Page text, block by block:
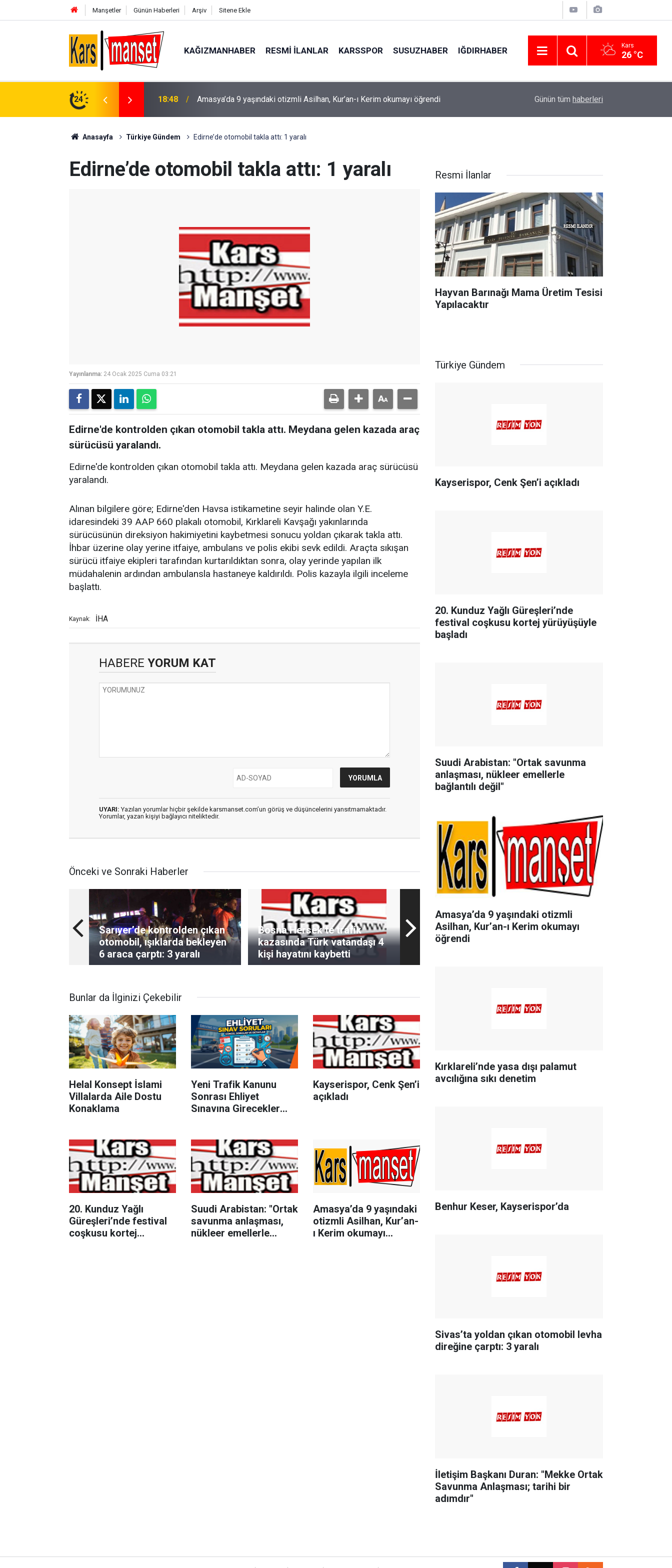
Manşetler Günün Haberleri Arşiv Sitene Ekle
KAĞIZMANHABER RESMI İLANLAR KARSSPOR SUSUZHABER IĞDIRHABER Kars
26 °C
24
Sınavına Girecekler Neye Dikkat Etmeli? 18:48 Amasya’da 9 yaşındaki otizmli Asilhan, Kur’an-ı Kerim okumayı öğrendi Kırklareli’nde yasa dışı palamut avcılığına sıkı
Günün tüm haberleri
Anasayfa Türkiye Gündem Edirne’de otomobil takla attı: 1 yaralı
Edirne’de otomobil takla attı: 1 yaralı
Yayınlanma: 24 Ocak 2025 Cuma 03:21
Edirne'de kontrolden çıkan otomobil takla attı. Meydana gelen kazada araç
sürücüsü yaralandı.
Edirne'de kontrolden çıkan otomobil takla attı. Meydana gelen kazada araç sürücüsü
yaralandı.
Alınan bilgilere göre; Edirne'den Havsa istikametine seyir halinde olan Y.E.
idaresindeki 39 AAP 660 plakalı otomobil, Kırklareli Kavşağı yakınlarında
sürücüsünün direksiyon hakimiyetini kaybetmesi sonucu yoldan çıkarak takla attı.
İhbar üzerine olay yerine itfaiye, ambulans ve polis ekibi sevk edildi. Araçta sıkışan
sürücü itfaiye ekipleri tarafından kurtarıldıktan sonra, olay yerinde yapılan ilk
müdahalenin ardından ambulansla hastaneye kaldırıldı. Polis kazayla ilgili inceleme
başlattı.
Kaynak: İHA
HABERE YORUM KAT
UYARI: Yazılan yorumlar hiçbir şekilde karsmanset.com’un görüş ve düşüncelerini yansıtmamaktadır.
Yorumlar, yazan kişiyi bağlayıcı niteliktedir.
Önceki ve Sonraki Haberler
Sarıyer’de kontrolden çıkan
otomobil, ışıklarda bekleyen
6 araca çarptı: 3 yaralı
Bosna Hersek’te trafik
kazasında Türk vatandaşı 4
kişi hayatını kaybetti
Bunlar da İlginizi Çekebilir
Helal Konsept İslami
Villalarda Aile Dostu
Konaklama
Yeni Trafik Kanunu
Sonrası Ehliyet
Sınavına Girecekler
Kayserispor, Cenk Şen’i
açıkladı
20. Kunduz Yağlı
Güreşleri’nde festival
coşkusu kortej
Suudi Arabistan: "Ortak
savunma anlaşması,
nükleer emellerle
Amasya’da 9 yaşındaki
otizmli Asilhan, Kur’an-
ı Kerim okumayı
Resmi İlanlar
Hayvan Barınağı Mama Üretim Tesisi
Yapılacaktır
Türkiye Gündem
Kayserispor, Cenk Şen’i açıkladı
20. Kunduz Yağlı Güreşleri’nde
festival coşkusu kortej yürüyüşüyle
başladı
Suudi Arabistan: "Ortak savunma
anlaşması, nükleer emellerle
bağlantılı değil"
Amasya’da 9 yaşındaki otizmli
Asilhan, Kur’an-ı Kerim okumayı
öğrendi
Kırklareli’nde yasa dışı palamut
avcılığına sıkı denetim
Benhur Keser, Kayserispor’da
Sivas’ta yoldan çıkan otomobil levha
direğine çarptı: 3 yaralı
İletişim Başkanı Duran: "Mekke Ortak
Savunma Anlaşması; tarihi bir
adımdır"